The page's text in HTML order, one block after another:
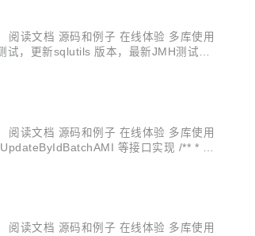
阅读文档 源码和例子 在线体验 多库使用
，更新sqlutils 版本，最新JMH测试结
阅读文档 源码和例子 在线体验 多库使用
等接口实现 /** * 批
阅读文档 源码和例子 在线体验 多库使用